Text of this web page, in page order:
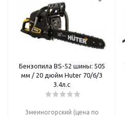
Бензопила BS-52 шины: 505
мм / 20 дюйм Huter 70/6/3
3.4л.с
Змеиногорский (цена по